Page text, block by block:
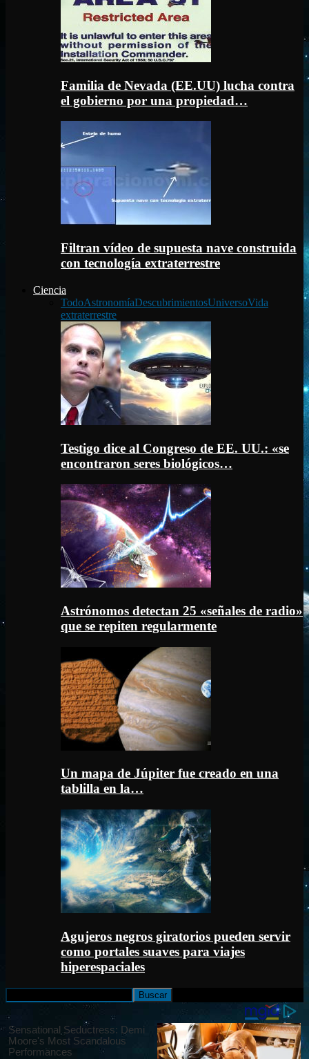
Familia de Nevada (EE.UU) lucha contra
el gobierno por una propiedad…
Filtran vídeo de supuesta nave construida
con tecnología extraterrestre
Ciencia
TodoAstronomíaDescubrimientosUniversoVida
extraterrestre
Testigo dice al Congreso de EE. UU.: «se
encontraron seres biológicos…
Astrónomos detectan 25 «señales de radio»
que se repiten regularmente
Un mapa de Júpiter fue creado en una
tablilla en la…
Agujeros negros giratorios pueden servir
como portales suaves para viajes
hiperespaciales